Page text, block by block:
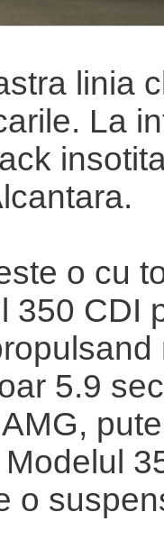
linia
La
o cu
350 CDI
5.9
o